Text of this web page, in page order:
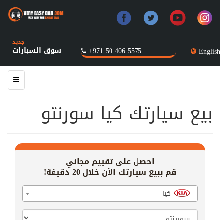
English
+971 50 406 5575 سوق السيارات
جديد
بيع سيارتك كيا سورنتو
احصل على تقييم مجاني
قم ببيع سيارتك الآن خلال 20 دقيقة!
كيا